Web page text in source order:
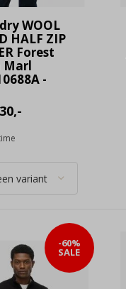
WOOL
HALF ZIP
Forest
Marl
-
-60%
SALE